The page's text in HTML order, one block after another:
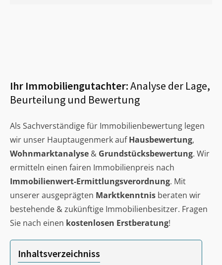
Ihr Immobiliengutachter:Analyse der Lage,
Beurteilung und Bewertung
Als Sachverständige für Immobilienbewertung legen
wir unser Hauptaugenmerk aufHausbewertung,
Wohnmarktanalyse & Grundstücksbewertung. Wir
ermitteln einen fairen Immobilienpreis nach
Immobilienwert-Ermittlungsverordnung. Mit
unserer ausgeprägten Marktkenntnis beraten wir
bestehende & zukünftige Immobilienbesitzer. Fragen
Sie nach einen kostenlosen Erstberatung!
Inhaltsverzeichniss